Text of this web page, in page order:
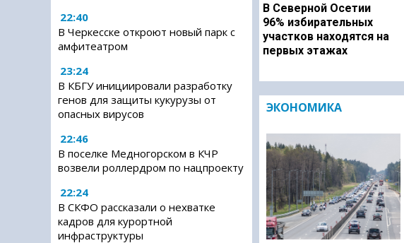
22:40
В Черкесске откроют новый парк с
амфитеатром
23:24
В КБГУ инициировали разработку
генов для защиты кукурузы от
опасных вирусов
22:46
В поселке Медногорском в КЧР
возвели роллердром по нацпроекту
22:24
В СКФО рассказали о нехватке
кадров для курортной
инфраструктуры
В Северной Осетии
96% избирательных
участков находятся на
первых этажах
ЭКОНОМИКА